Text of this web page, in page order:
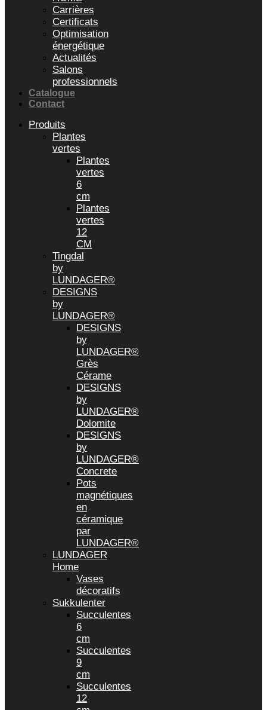
Carrières
Certificats
Optimisation
énergétique
Actualités
Salons
professionnels
Catalogue
Contact
Produits
Plantes
vertes
Plantes
vertes
6
cm
Plantes
vertes
12
CM
Tingdal
by
LUNDAGER®
DESIGNS
by
LUNDAGER®
DESIGNS
by
LUNDAGER®
Grès
Cérame
DESIGNS
by
LUNDAGER®
Dolomite
DESIGNS
by
LUNDAGER®
Concrete
Pots
magnétiques
en
céramique
par
LUNDAGER®
LUNDAGER
Home
Vases
décoratifs
Sukkulenter
Succulentes
6
cm
Succulentes
9
cm
Succulentes
12